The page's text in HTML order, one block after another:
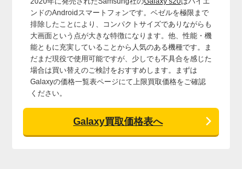
ンドのAndroidスマートフォンです。ベゼルを極限まで
排除したことにより、コンパクトサイズでありながらも
大画面という点が大きな特徴になります。他、性能・機
能ともに充実していることから人気のある機種です。ま
だまだ現役で使用可能ですが、少しでも不具合を感じた
場合は買い替えのご検討をおすすめします。まずは
Galaxyの価格一覧表ページにて上限買取価格をご確認
ください。
Galaxy買取価格表へ